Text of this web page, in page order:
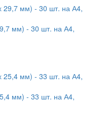
мм) - 30 шт. на А4,
мм) - 33 шт. на А4,